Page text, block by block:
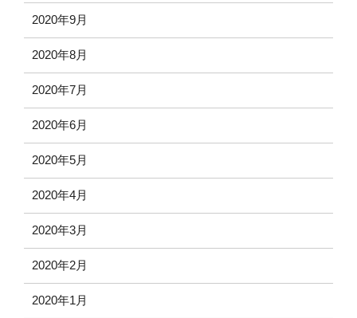
2020年9月
2020年8月
2020年7月
2020年6月
2020年5月
2020年4月
2020年3月
2020年2月
2020年1月